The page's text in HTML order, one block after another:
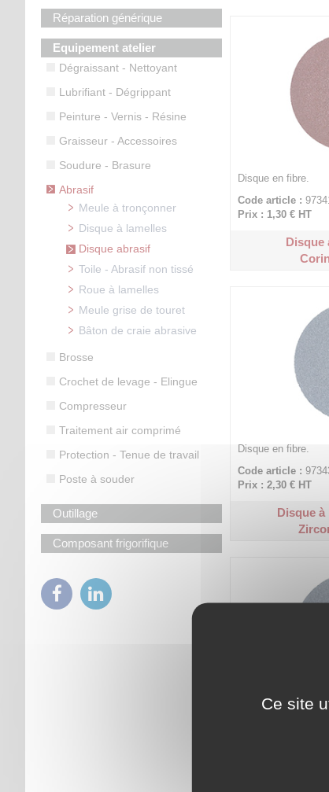
Réparation générique
Equipement atelier
Dégraissant - Nettoyant
Lubrifiant - Dégrippant
Peinture - Vernis - Résine
Graisseur - Accessoires
Soudure - Brasure
Abrasif
Meule à tronçonner
Disque à lamelles
Disque abrasif
Toile - Abrasif non tissé
Roue à lamelles
Meule grise de touret
Bâton de craie abrasive
Brosse
Crochet de levage - Elingue
Compresseur
Traitement air comprimé
Protection - Tenue de travail
Poste à souder
Outillage
Composant frigorifique
Disque en fibre.
Code article :
Prix : 1,30 € HT
Disque
Disque en fibre.
Code article :
Prix : 2,30 € HT
Disque à
Disque
Ce site